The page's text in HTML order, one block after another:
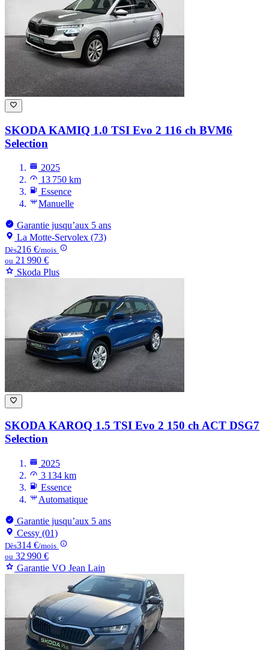
SKODA KAMIQ 1.0 TSI Evo 2 116 ch BVM6
Selection
2025
13 750 km
Essence
Manuelle
Garantie jusqu’aux 5 ans
La Motte-Servolex (73)
Dès216 €/mois
ou 21 990 €
Skoda Plus
SKODA KAROQ 1.5 TSI Evo 2 150 ch ACT DSG7
Selection
2025
3 134 km
Essence
Automatique
Garantie jusqu’aux 5 ans
Cessy (01)
Dès314 €/mois
ou 32 990 €
Garantie VO Jean Lain